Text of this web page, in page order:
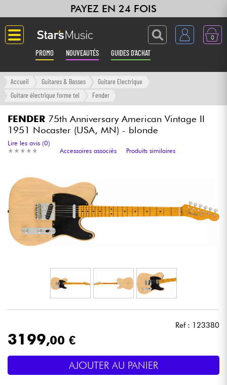
PAYEZ EN 24 FOIS
0
PROMO NOUVEAUTÉS GUIDES D'ACHAT
Langue
Amplis & Effets
Synthés & Sampleurs
Home Studio
Casques
Eclairage
Batteries & Percu
Accueil Guitares & Basses
Guitare Electrique
Guitare électrique forme tel
Fender
FENDER 75th Anniversary American Vintage II
1951 Nocaster (USA, MN) - blonde
★ ★ ★ ★ ★
★ ★ ★ ★ ★
Lire les avis (0)
Accessoires associés
Produits similaires
Ref : 123380
3199,00 €
AJOUTER AU PANIER